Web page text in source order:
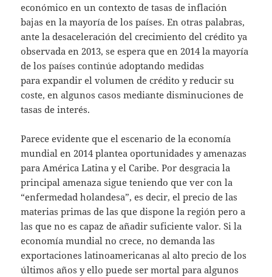
económico en un contexto de tasas de inflación
bajas en la mayoría de los países. En otras palabras,
ante la desaceleración del crecimiento del crédito ya
observada en 2013, se espera que en 2014 la mayoría
de los países continúe adoptando medidas
para expandir el volumen de crédito y reducir su
coste, en algunos casos mediante disminuciones de
tasas de interés.
Parece evidente que el escenario de la economía
mundial en 2014 plantea oportunidades y amenazas
para América Latina y el Caribe. Por desgracia la
principal amenaza sigue teniendo que ver con la
“enfermedad holandesa”, es decir, el precio de las
materias primas de las que dispone la región pero a
las que no es capaz de añadir suficiente valor. Si la
economía mundial no crece, no demanda las
exportaciones latinoamericanas al alto precio de los
últimos años y ello puede ser mortal para algunos